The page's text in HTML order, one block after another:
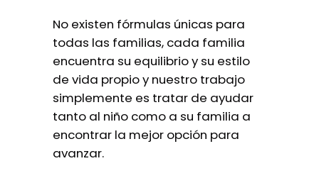
No existen fórmulas únicas para
todas las familias, cada familia
encuentra su equilibrio y su estilo
de vida propio y nuestro trabajo
simplemente es tratar de ayudar
tanto al niño como a su familia a
encontrar la mejor opción para
avanzar.